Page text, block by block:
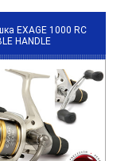
EXAGE 1000 RC
HANDLE